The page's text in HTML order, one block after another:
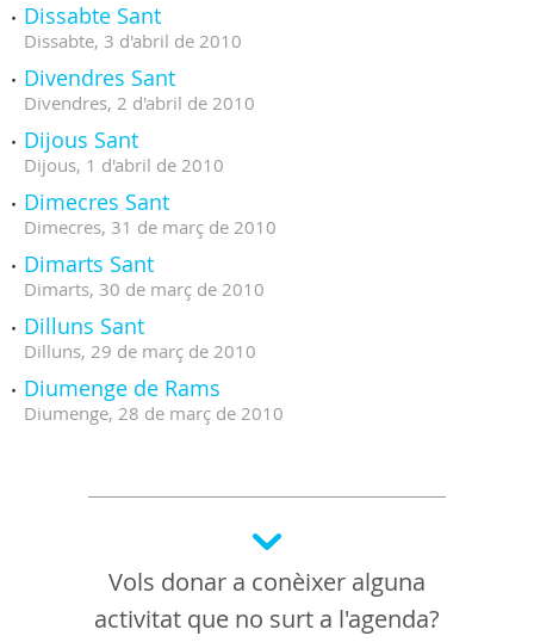
Dissabte Sant
Dissabte, 3 d'abril de 2010
Divendres Sant
Divendres, 2 d'abril de 2010
Dijous Sant
Dijous, 1 d'abril de 2010
Dimecres Sant
Dimecres, 31 de març de 2010
Dimarts Sant
Dimarts, 30 de març de 2010
Dilluns Sant
Dilluns, 29 de març de 2010
Diumenge de Rams
Diumenge, 28 de març de 2010
Vols donar a conèixer alguna
activitat que no surt a l'agenda?